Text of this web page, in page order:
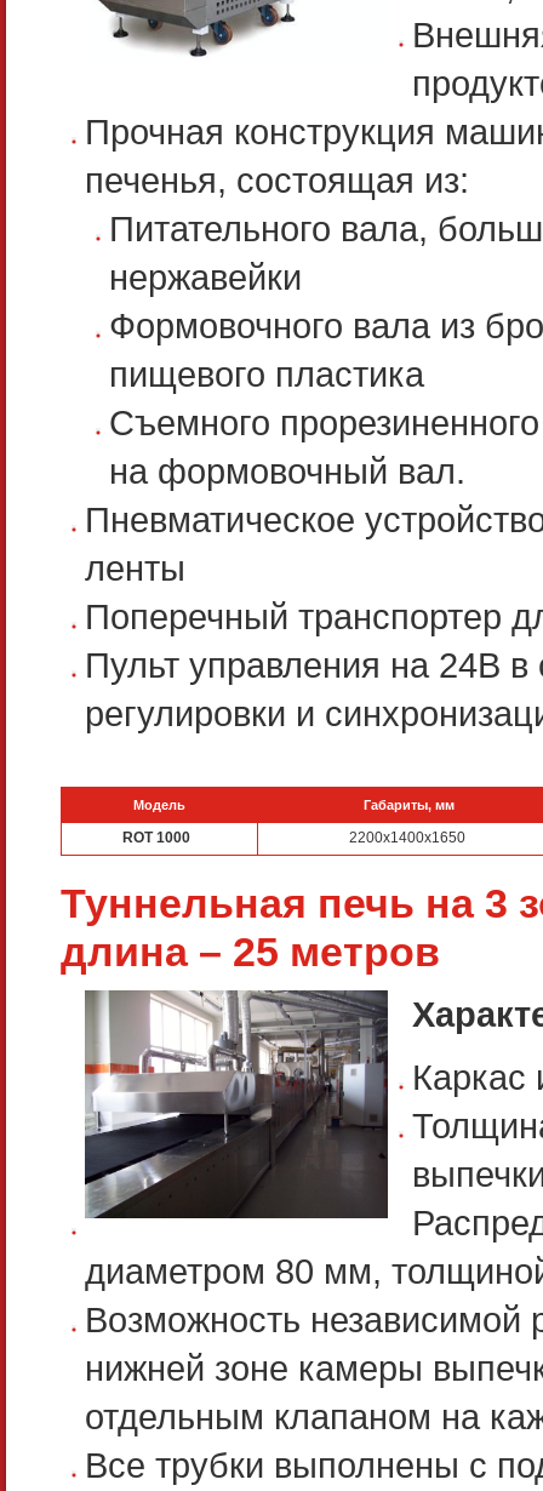
Прочная конструкция
печенья, состоящая из:
Питательного вала,
нержавейки
Формовочного вала из
пищевого пластика
Съемного
на формовочный вал.
Пневматическое
ленты
Поперечный транспортер
Пульт управления на 24В
регулировки и
Модель Габариты, мм
ROT 1000 2200х1400х1650
Туннельная печь на 3
длина – 25 метров
Каркас
диаметром 80 мм,
Возможность независимой
нижней зоне камеры
отдельным клапаном на
Все трубки выполнены с